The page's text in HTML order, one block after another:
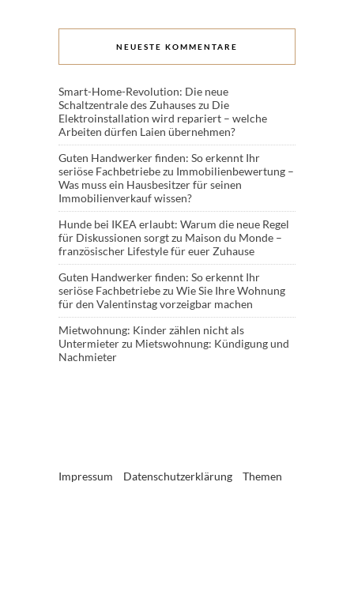
NEUESTE KOMMENTARE
Smart-Home-Revolution: Die neue
Schaltzentrale des Zuhauseszu Die
Elektroinstallation wird repariert – welche
Arbeiten dürfen Laien übernehmen?
Guten Handwerker finden: So erkennt Ihr
seriöse Fachbetriebezu Immobilienbewertung –
Was muss ein Hausbesitzer für seinen
Immobilienverkauf wissen?
Hunde bei IKEA erlaubt: Warum die neue Regel
für Diskussionen sorgtzu Maison du Monde –
französischer Lifestyle für euer Zuhause
Guten Handwerker finden: So erkennt Ihr
seriöse Fachbetriebezu Wie Sie Ihre Wohnung
für den Valentinstag vorzeigbar machen
Mietwohnung: Kinder zählen nicht als
Untermieterzu Mietswohnung: Kündigung und
Nachmieter
Impressum Datenschutzerklärung Themen